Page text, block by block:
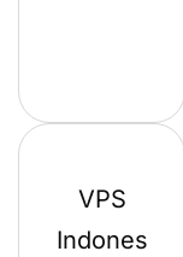
VPS
Indones